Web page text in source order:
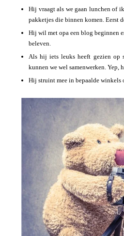
Hij vraagt als we gaan lunchen of
pakketjes die binnen komen. Eerst
Hij wil met opa een blog beginnen
beleven.
Als hij iets leuks heeft gezien op
kunnen we wel samenwerken. Yep,
Hij struint mee in bepaalde winkels